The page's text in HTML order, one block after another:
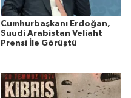
Cumhurbaşkanı Erdoğan,
Suudi Arabistan Veliaht
Prensi İle Görüştü